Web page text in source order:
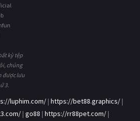
kỳ tệp
chúng
được lưu
3.
luphim.com/ | https://bet88.graphics/ |
| go88 | https://rr88pet.com/ |